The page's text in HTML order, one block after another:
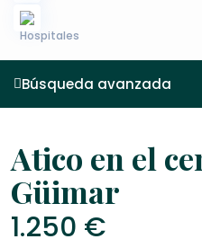
Búsqueda avanzada
Atico en el
Güimar
1.250 €